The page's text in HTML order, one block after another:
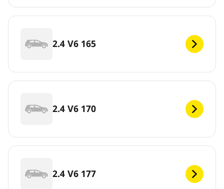
2.4 V6 165
2.4 V6 170
2.4 V6 177